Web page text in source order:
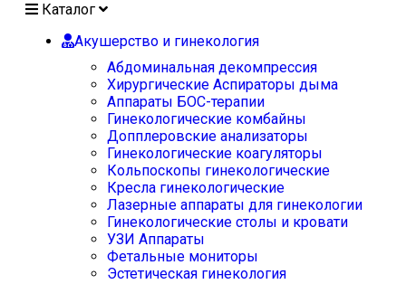
Каталог
Акушерство и гинекология
Абдоминальная декомпрессия
Хирургические Аспираторы дыма
Аппараты БОС-терапии
Гинекологические комбайны
Допплеровские анализаторы
Гинекологические коагуляторы
Кольпоскопы гинекологические
Кресла гинекологические
Лазерные аппараты для гинекологии
Гинекологические столы и кровати
УЗИ Аппараты
Фетальные мониторы
Эстетическая гинекология